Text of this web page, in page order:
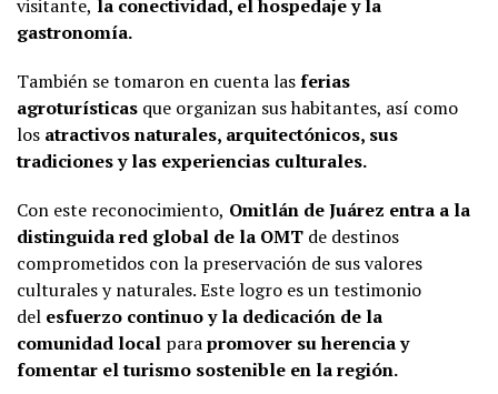
visitante, la conectividad, el hospedaje y la
gastronomía.
También se tomaron en cuenta lasferias
agroturísticas que organizan sus habitantes, así como
los atractivos naturales, arquitectónicos, sus
tradiciones y las experiencias culturales.
Con este reconocimiento, Omitlán de Juárez entra a la
distinguida red global de la OMT de destinos
comprometidos con la preservación de sus valores
culturales y naturales. Este logro es un testimonio
del esfuerzo continuo y la dedicación de la
comunidad local parapromover su herencia y
fomentar el turismo sostenible en la región.